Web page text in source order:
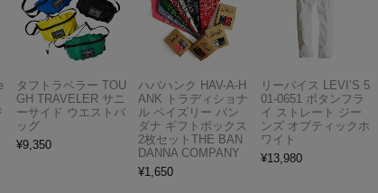
タフトラベラー TOU
GH TRAVELER サニ
ーサイド ウエストバ
ッグ
¥9,350
ハバハンク HAV-A-H
ANK トラディショナ
ル ペイズリー バン
ダナ ギフトボックス
2枚セットTHE BAN
DANNA COMPANY
¥1,650
リーバイス LEVI’S 5
01-0651 ボタンフラ
イ ストレート ジー
ンズ オプティックホ
ワイト
¥13,980